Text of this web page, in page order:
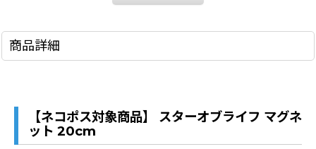
商品詳細
【ネコポス対象商品】 スターオブライフ マグネ
ット 20cm